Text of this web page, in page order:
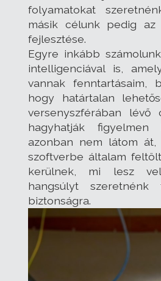
folyamatokat
másik célunk pedig az
fejlesztése.
Egyre inkább
intelligenciával is,
vannak fenntartásaim,
hogy határtalan
versenyszférában
hagyhatják figyelmen
azonban nem látom
szoftverbe általam
kerülnek, mi lesz
hangsúlyt
biztonságra.